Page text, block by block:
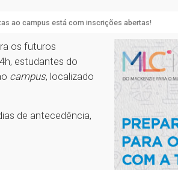
ao campus está com inscrições abertas!
os futuros
estudantes do
campus, localizado
de antecedência,